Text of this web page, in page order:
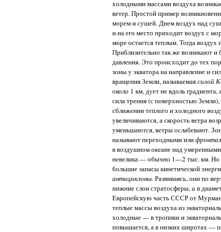
холодными массами воздуха
ветер. Простой пример
морем и сушей. Днем воздух над
и на его место приходит воздух с
море остается теплым. Тогда
Приблизительно так же возникают
давления. Это происходит до тех
зоны у экватора на направление и
вращения Земли, называемаясилой
около 1 км, дует не вдоль
сила трения (с поверхностью
сближении теплого и холодного
увеличиваются, а скорость ветра
уменьшаются, ветры ослабевают.
называют переходными или
в воздушном океане над
невелика — обычно 1—2 тыс. км. Но
большие запасы кинетической
антициклоны. Развиваясь, они по
нижние слои стратосферы,а в
Европейскую часть СССР от
теплые массы воздуха из
холодные — в тропики и
повышается, а в низких широтах —